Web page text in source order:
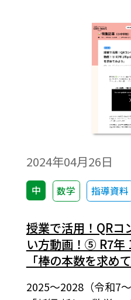
2024年04月26日
中 数学 指導資料
授業で活用！QRコ
い方動画！⑤ R7年
「棒の本数を求め
2025～2028（令和7